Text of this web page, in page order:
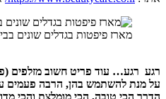
מארז פיפטות בגדלים שונים
רגע רגע… עוד פריט חשוב מזלפים
על מנת להשתמש בהן, הרבה פעמים
הדרך הכי טובה, הכי מומלצת והכי